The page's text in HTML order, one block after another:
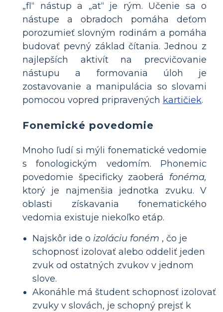
„fl“ nástup a „at“ je rým. Učenie sa o
nástupe a obradoch pomáha deťom
porozumieť slovným rodinám a pomáha
budovať pevný základ čítania. Jednou z
najlepších aktivít na precvičovanie
nástupu a formovania úloh je
zostavovanie a manipulácia so slovami
pomocou vopred pripravených kartičiek.
Fonemické povedomie
Mnoho ľudí si mýli fonematické vedomie
s fonologickým vedomím. Phonemic
povedomie špecificky zaoberá fonéma,
ktorý je najmenšia jednotka zvuku. V
oblasti získavania fonematického
vedomia existuje niekoľko etáp.
Najskôr ide o izoláciu foném , čo je
schopnosť izolovať alebo oddeliť jeden
zvuk od ostatných zvukov v jednom
slove.
Akonáhle má študent schopnosť izolovať
zvuky v slovách, je schopný prejsť k